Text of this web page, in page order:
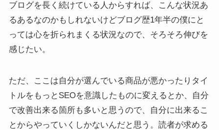
ブログを長く続けている人からすれば、こんな状況あ
るあるなのかもしれないけどブログ歴1年半の僕にと
っては心を折られまくる状況なので、そろそろ伸びを
感じたい。
ただ、ここは自分が選んでいる商品が悪かったりタイ
トルをもっとSEOを意識したものに変えるとか、自分
で改善出来る箇所も多いと思うので、自分に出来るこ
とからやっていくしかないんだと思う。読者が求める